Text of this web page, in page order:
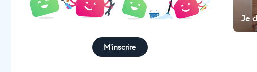
M'inscrire
Je